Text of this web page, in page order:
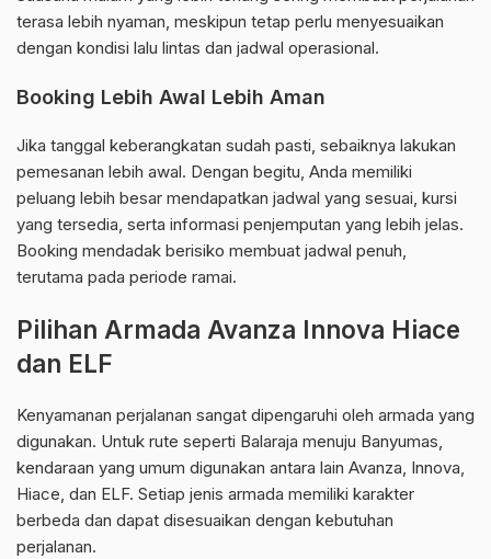
terasa lebih nyaman, meskipun tetap perlu menyesuaikan
dengan kondisi lalu lintas dan jadwal operasional.
Booking Lebih Awal Lebih Aman
Jika tanggal keberangkatan sudah pasti, sebaiknya lakukan
pemesanan lebih awal. Dengan begitu, Anda memiliki
peluang lebih besar mendapatkan jadwal yang sesuai, kursi
yang tersedia, serta informasi penjemputan yang lebih jelas.
Booking mendadak berisiko membuat jadwal penuh,
terutama pada periode ramai.
Pilihan Armada Avanza Innova Hiace
dan ELF
Kenyamanan perjalanan sangat dipengaruhi oleh armada yang
digunakan. Untuk rute seperti Balaraja menuju Banyumas,
kendaraan yang umum digunakan antara lain Avanza, Innova,
Hiace, dan ELF. Setiap jenis armada memiliki karakter
berbeda dan dapat disesuaikan dengan kebutuhan
perjalanan.